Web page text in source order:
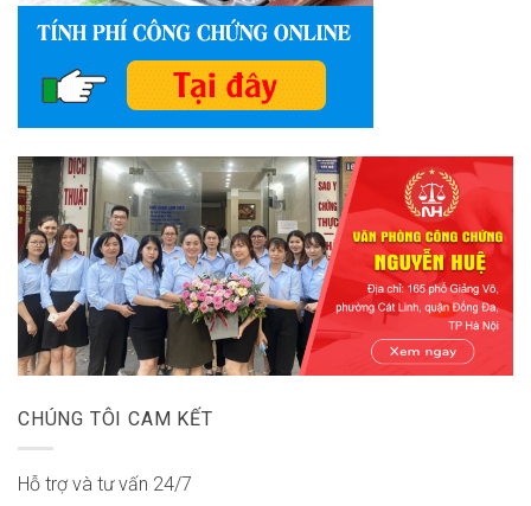
CHÚNG TÔI CAM KẾT
Hỗ trợ và tư vấn 24/7